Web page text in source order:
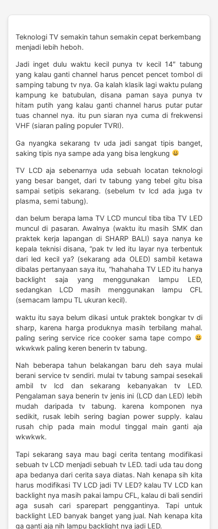
Teknologi TV semakin tahun semakin cepat berkembang
menjadi lebih heboh.
Jadi inget dulu waktu kecil punya tv kecil 14″ tabung
yang kalau ganti channel harus pencet pencet tombol di
samping tabung tv nya. Ga kalah klasik lagi waktu pulang
kampung ke batubulan, disana paman saya punya tv
hitam putih yang kalau ganti channel harus putar putar
tuas channel nya. itu pun siaran nya cuma di frekwensi
VHF (siaran paling populer TVRI).
Ga nyangka sekarang tv uda jadi sangat tipis banget,
saking tipis nya sampe ada yang bisa lengkung
TV LCD aja sebenarnya uda sebuah locatan teknologi
yang besar banget, dari tv tabung yang tebel gitu bisa
sampai setipis sekarang. (sebelum tv lcd ada juga tv
plasma, semi tabung).
dan belum berapa lama TV LCD muncul tiba tiba TV LED
muncul di pasaran. Awalnya (waktu itu masih SMK dan
praktek kerja lapangan di SHARP BALI) saya nanya ke
kepala teknisi disana, “pak tv led itu layar nya terbentuk
dari led kecil ya? (sekarang ada OLED) sambil ketawa
dibalas pertanyaan saya itu, “hahahaha TV LED itu hanya
backlight saja yang menggunakan lampu LED,
sedangkan LCD masih menggunakan lampu CFL
(semacam lampu TL ukuran kecil).
waktu itu saya belum dikasi untuk praktek bongkar tv di
sharp, karena harga produknya masih terbilang mahal.
paling sering service rice cooker sama tape compo
wkwkwk paling keren benerin tv tabung.
Nah beberapa tahun belakangan baru deh saya mulai
berani service tv sendiri. mulai tv tabung sampai sesekali
ambil tv lcd dan sekarang kebanyakan tv LED.
Pengalaman saya benerin tv jenis ini (LCD dan LED) lebih
mudah daripada tv tabung. karena komponen nya
sedikit, rusak lebih sering bagian power supply. kalau
rusah chip pada main modul tinggal main ganti aja
wkwkwk.
Tapi sekarang saya mau bagi cerita tentang modifikasi
sebuah tv LCD menjadi sebuah tv LED. tadi uda tau dong
apa bedanya dari cerita saya diatas. Nah kenapa sih kita
harus modifikasi TV LCD jadi TV LED? kalau TV LCD kan
backlight nya masih pakai lampu CFL, kalau di bali sendiri
aga susah cari sparepart penggantinya. Tapi untuk
backlight LED banyak banget yang jual. Nah kenapa kita
ga ganti aja nih lampu backlight nya jadi LED.